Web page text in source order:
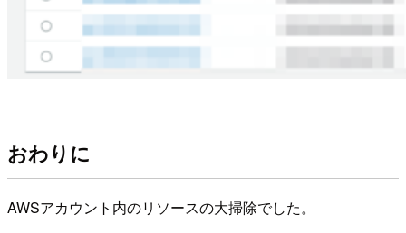
おわりに
AWSアカウント内のリソースの大掃除でした。